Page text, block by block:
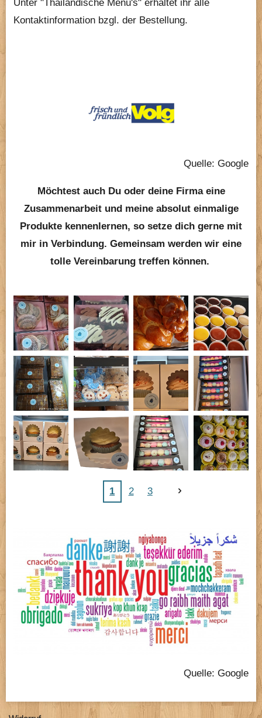
Unter "Thailändische Menu's" erhaltet ihr alle
Kontaktinformation bzgl. der Bestellung.
Quelle: Google
Möchtest auch Du oder deine Firma eine
Zusammenarbeit und meine absolut einmalige
Produkte kennenlernen, so setze dich gerne mit
mir in Verbindung. Gemeinsam werden wir eine
tolle Vereinbarung treffen können.
1 2 3
Quelle: Google